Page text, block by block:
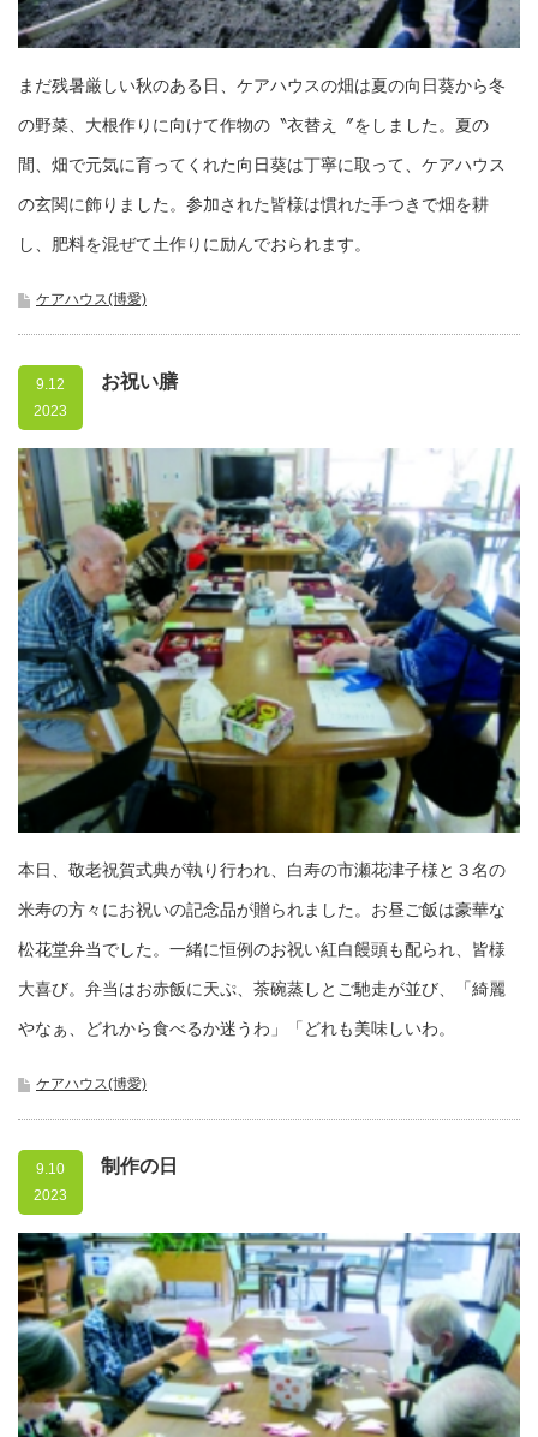
まだ残暑厳しい秋のある日、ケアハウスの畑は夏の向日葵から冬
の野菜、大根作りに向けて作物の〝衣替え〞をしました。夏の
間、畑で元気に育ってくれた向日葵は丁寧に取って、ケアハウス
の玄関に飾りました。参加された皆様は慣れた手つきで畑を耕
し、肥料を混ぜて土作りに励んでおられます。
ケアハウス(博愛)
9.12
2023
お祝い膳
本日、敬老祝賀式典が執り行われ、白寿の市瀬花津子様と３名の
米寿の方々にお祝いの記念品が贈られました。お昼ご飯は豪華な
松花堂弁当でした。一緒に恒例のお祝い紅白饅頭も配られ、皆様
大喜び。弁当はお赤飯に天ぷ、茶碗蒸しとご馳走が並び、「綺麗
やなぁ、どれから食べるか迷うわ」「どれも美味しいわ。
ケアハウス(博愛)
9.10
2023
制作の日